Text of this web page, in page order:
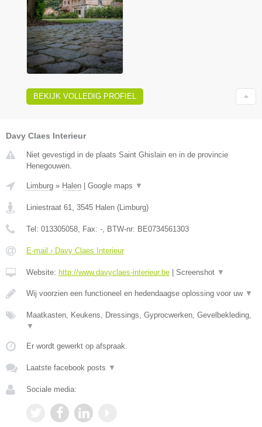
BEKIJK VOLLEDIG PROFIEL
Davy Claes Interieur
Niet gevestigd in de plaats Saint Ghislain en in de provincie
Henegouwen.
Limburg » Halen Google maps ▼
Liniestraat 61, 3545 Halen (Limburg)
Tel: 013305058, Fax: -, BTW-nr: BE0734561303
E-mail › Davy Claes Interieur
Website: http://www.davyclaes-interieur.be Screenshot ▼
Wij voorzien een functioneel en hedendaagse oplossing voor uw ▼
Maatkasten, Keukens, Dressings, Gyprocwerken, Gevelbekleding,
▼
Er wordt gewerkt op afspraak.
Laatste facebook posts ▼
Sociale media: